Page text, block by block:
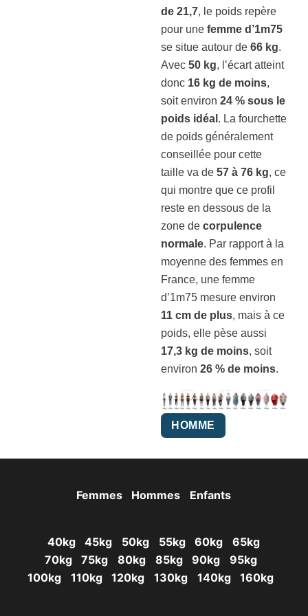
de 21,7, le poids repère
pour une femme d’1m75
se situe autour de 66 kg.
Avec 50 kg, l’écart atteint
donc 16 kg de moins,
soit environ 24 % sous le
poids idéal . La fourchette
de poids généralement
conseillée pour cette
taille va de 57 à 76 kg, ce
qui montre que ce profil
reste en dessous de la
zone de corpulence
normale. Par rapport à la
moyenne des femmes en
France, une femme
d’1m75 mesure environ
11 cm de plus, mais à ce
poids, elle pèse aussi
17,3 kg de moins, soit
environ 26 % de moins.
HOMME
Femmes Hommes Enfants
40kg 45kg 50kg 55kg 60kg
65kg
70kg
75kg 80kg 85kg 90kg
95kg
100kg
110kg 120kg 130kg 140kg 160kg